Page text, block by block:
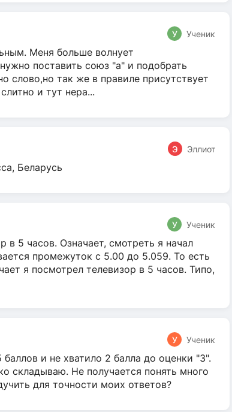
У Ученик
Меня больше волнует
поставить союз "а" и подобрать
слово,но так же в правиле присутствует
и тут нера...
Э Эллиот
Беларусь
У Ученик
в 5 часов. Означает, смотреть я начал
промежуток с 5.00 до 5.059. То есть
я посмотрел телевизор в 5 часов. Типо,
У Ученик
и не хватило 2 балла до оценки "3".
складываю. Не получается понять много
для точности моих ответов?